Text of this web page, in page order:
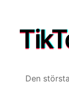
Den